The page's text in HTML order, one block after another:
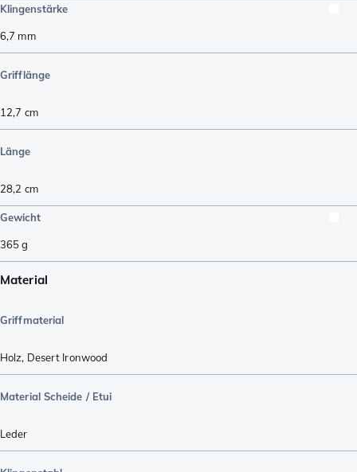
Klingenstärke
6,7 mm
Grifflänge
12,7 cm
Länge
28,2 cm
Gewicht
365g
Material
Griffmaterial
Holz, Desert Ironwood
Material Scheide / Etui
Leder